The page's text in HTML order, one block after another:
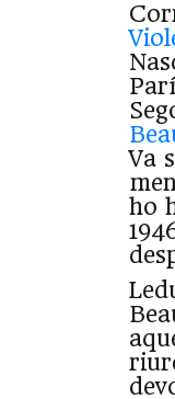
Va
ho